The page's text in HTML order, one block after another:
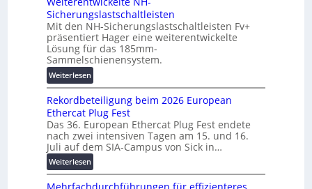
a
e
T
r
a
n
s
p
a
r
e
n
z
a
u
:
F
o
r
s
h
u
n
g
s
f
l
t
a
-
X
2
0
2
7
w
i
r
d
z
Sicherungslastschaltleisten
Mit den NH-Sicherungslastschaltleisten Fv+
präsentiert Hager eine weiterentwickelte
Lösung für das 185mm-
Sammelschienensystem.
Weiterlesen:
W
e
i
t
e
r
e
n
Rekordbeteiligung beim 2026 European
Ethercat Plug Fest
Das 36. European Ethercat Plug Fest endete
nach zwei intensiven Tagen am 15. und 16.
Juli auf dem SIA-Campus von Sick in…
Weiterlesen:
R
e